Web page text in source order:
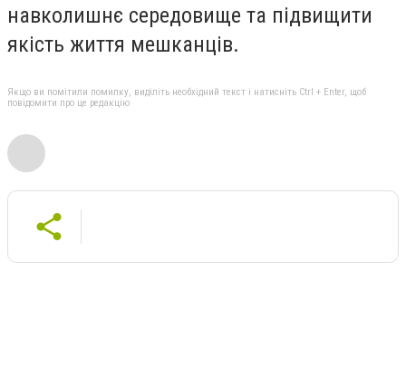
навколишнє середовище та підвищити
якість життя мешканців.
Якщо ви помітили помилку, виділіть необхідний текст і натисніть Ctrl + Enter, щоб
повідомити про це редакцію